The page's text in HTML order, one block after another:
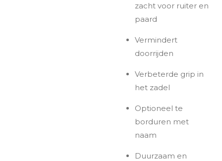
zacht voor ruiter en
paard
Vermindert
doorrijden
Verbeterde grip in
het zadel
Optioneel te
borduren met
naam
Duurzaam en